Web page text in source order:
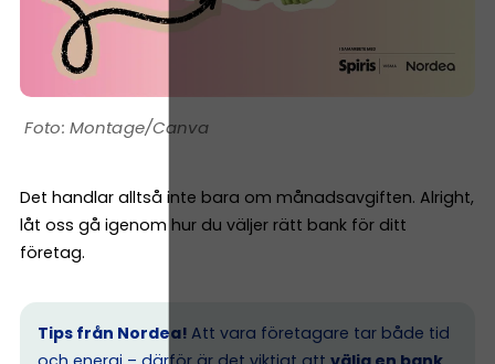
Montage/Canva
Det handlar alltså inte bara om månadsavgiften. Alright,
låt oss gå igenom hur du väljer rätt bank för ditt
företag.
Tips från Nordea! Att vara företagare tar både tid